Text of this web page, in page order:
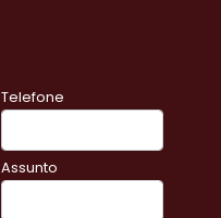
Telefone
Assunto